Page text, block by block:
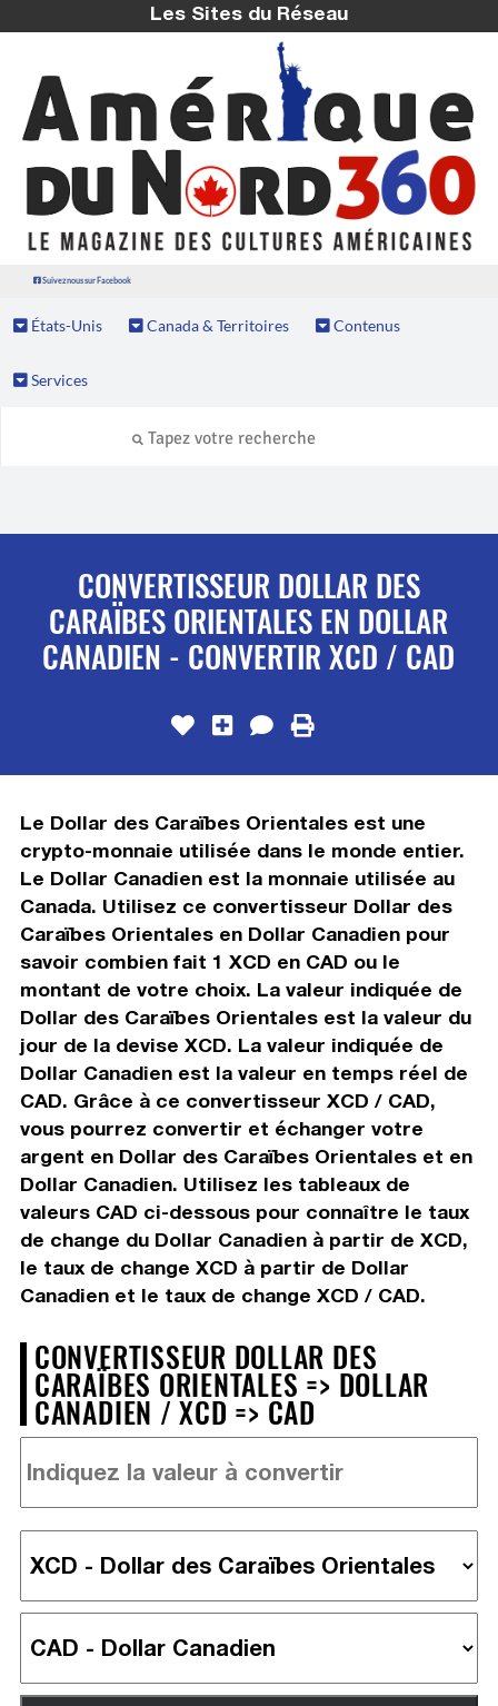
Les Sites du Réseau
Suivez nous sur Facebook
États-Unis Canada & Territoires Contenus
Services
CONVERTISSEUR DOLLAR DES
CARAÏBES ORIENTALES EN DOLLAR
CANADIEN - CONVERTIR XCD / CAD
Le Dollar des Caraïbes Orientales est une
crypto-monnaie utilisée dans le monde entier.
Le Dollar Canadien est la monnaie utilisée au
Canada. Utilisez ce convertisseur Dollar des
Caraïbes Orientales en Dollar Canadien pour
savoir combien fait 1 XCD en CAD ou le
montant de votre choix. La valeur indiquée de
Dollar des Caraïbes Orientales est la valeur du
jour de la devise XCD. La valeur indiquée de
Dollar Canadien est la valeur en temps réel de
CAD. Grâce à ce convertisseur XCD / CAD,
vous pourrez convertir et échanger votre
argent en Dollar des Caraïbes Orientales et en
Dollar Canadien. Utilisez les tableaux de
valeurs CAD ci-dessous pour connaître le taux
de change du Dollar Canadien à partir de XCD,
le taux de change XCD à partir de Dollar
Canadien et le taux de change XCD / CAD.
CONVERTISSEUR DOLLAR DES
CARAÏBES ORIENTALES => DOLLAR
CANADIEN / XCD => CAD